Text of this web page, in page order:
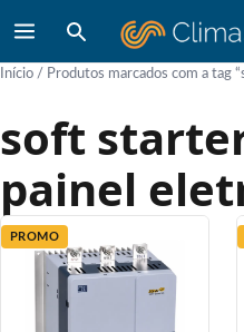
Início / Produtos marcados com a tag
soft
painel
PROMO